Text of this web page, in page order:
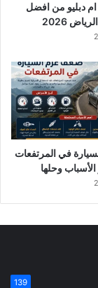
دبليو من افضل
2026
في المرتفعات
139